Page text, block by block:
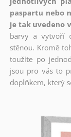
paspartu nebo
je tak uvedeno
barvy a vytvoří
stěnou. Kromě
toužíte po
jsou pro vás to
doplňkem, který